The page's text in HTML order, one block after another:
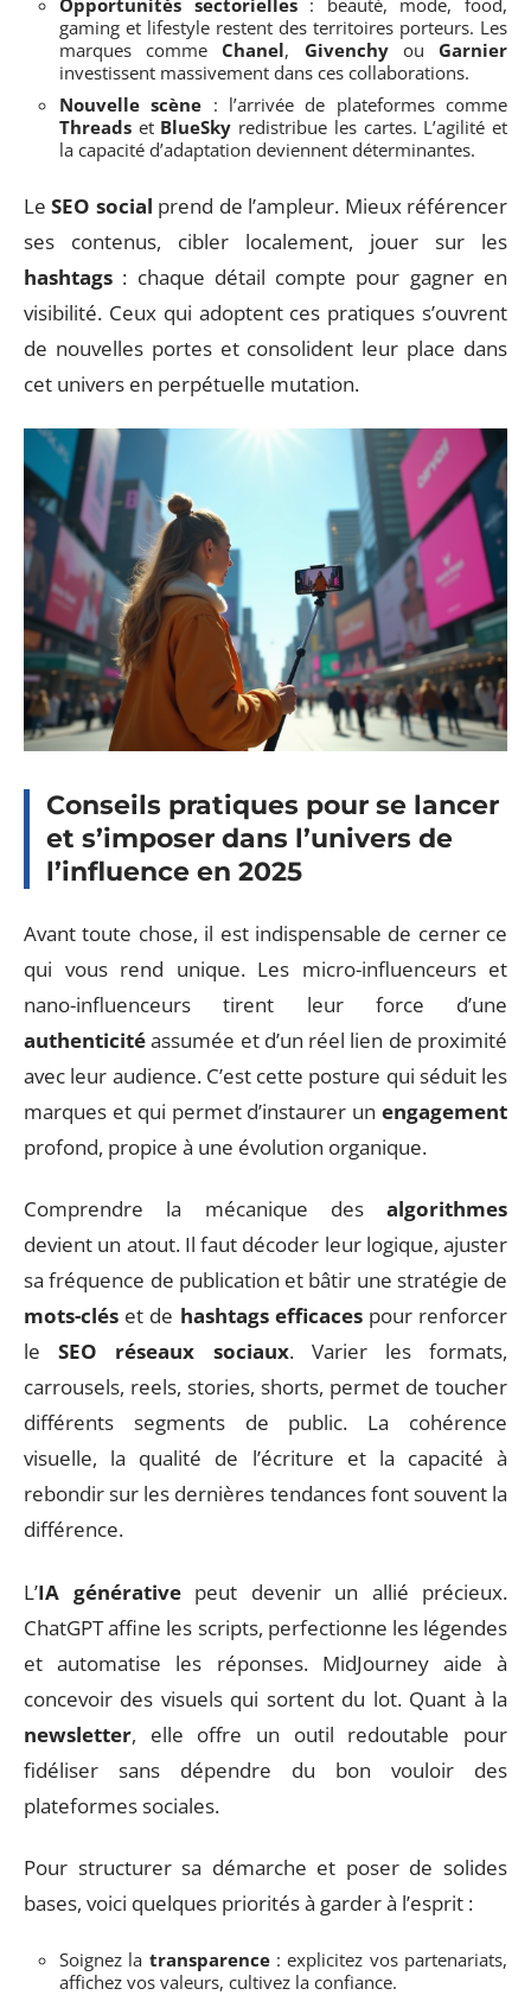
Opportunités sectorielles: beauté, mode, food,
gaming et lifestyle restent des territoires porteurs. Les
marques comme Chanel, Givenchyou Garnier
investissent massivement dans ces collaborations.
Nouvelle scène : l’arrivée de plateformes comme
Threads et BlueSky redistribue les cartes. L’agilité et
la capacité d’adaptation deviennent déterminantes.
LeSEO social prend de l’ampleur. Mieux référencer
ses contenus, cibler localement, jouer sur les
hashtags : chaque détail compte pour gagner en
visibilité. Ceux qui adoptent ces pratiques s’ouvrent
de nouvelles portes et consolident leur place dans
cet univers en perpétuelle mutation.
Conseils pratiques pour se lancer
et s’imposer dans l’univers de
l’influence en 2025
Avant toute chose, il est indispensable de cerner ce
qui vous rend unique. Les micro-influenceurs et
nano-influenceurs tirent leur force d’une
authenticitéassumée et d’un réel lien de proximité
avec leur audience. C’est cette posture qui séduit les
marques et qui permet d’instaurer un engagement
profond, propice à une évolution organique.
Comprendre la mécanique des algorithmes
devient un atout. Il faut décoder leur logique, ajuster
sa fréquence de publication et bâtir une stratégie de
mots-clés et de hashtags efficacespour renforcer
leSEO réseaux sociaux. Varier les formats,
carrousels, reels, stories, shorts, permet de toucher
différents segments de public. La cohérence
visuelle, la qualité de l’écriture et la capacité à
rebondir sur les dernières tendances font souvent la
différence.
L’IA générativepeut devenir un allié précieux.
ChatGPT affine les scripts, perfectionne les légendes
et automatise les réponses. MidJourney aide à
concevoir des visuels qui sortent du lot. Quant à la
newsletter, elle offre un outil redoutable pour
fidéliser sans dépendre du bon vouloir des
plateformes sociales.
Pour structurer sa démarche et poser de solides
bases, voici quelques priorités à garder à l’esprit :
Soignez la transparence: explicitez vos partenariats,
affichez vos valeurs, cultivez la confiance.